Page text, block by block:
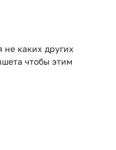
каких других
чтобы этим